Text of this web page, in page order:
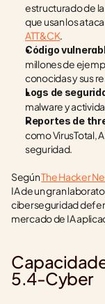
estructurado de
que usan los
ATT&CK.
Código
millones de
conocidas y sus
Logs de
malware y
Reportes de
como VirusTotal,
seguridad.
Según The Hacker
IA de un gran
ciberseguridad
mercado de IA
5.4-Cyber